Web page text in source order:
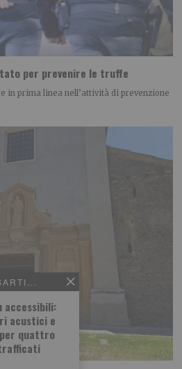
accessibili:
acustici e
quattro
per prevenire le truffe
in prima linea nell’attività di prevenzione